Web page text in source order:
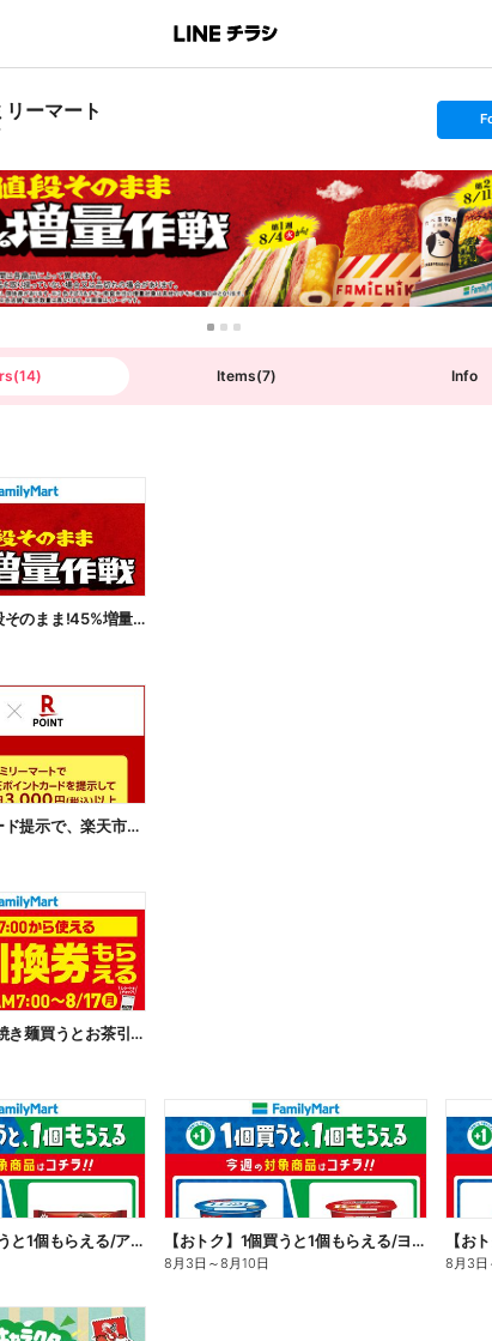
リーマート s
t
o
l
l
o
w
(14) Items(7) Info
【おトク】お値段そのまま!45%増量作戦!
楽天ポイントカード提示で、楽天市場でのお買い物がおトクに!
【無料引換券!】焼き麺買うとお茶引換券貰える!
【おトク】1個買うと1個もらえる/アイス 【おトク】1個買うと1個もらえる/ヨーグルト
8月3日 ～8月10日
【お
8月3日